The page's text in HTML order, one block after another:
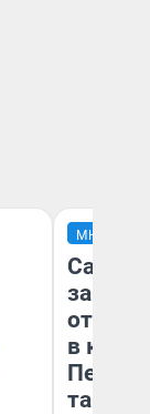
МНЕНИЕ
Самая
в
там